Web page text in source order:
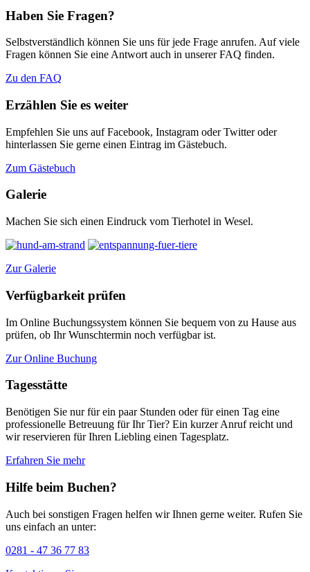
Haben Sie Fragen?
Selbstverständlich können Sie uns für jede Frage anrufen. Auf viele
Fragen können Sie eine Antwort auch in unserer FAQ finden.
Zu den FAQ
Erzählen Sie es weiter
Empfehlen Sie uns auf Facebook, Instagram oder Twitter oder
hinterlassen Sie gerne einen Eintrag im Gästebuch.
Zum Gästebuch
Galerie
Machen Sie sich einen Eindruck vom Tierhotel in Wesel.
Zur Galerie
Verfügbarkeit prüfen
Im Online Buchungssystem können Sie bequem von zu Hause aus
prüfen, ob Ihr Wunschtermin noch verfügbar ist.
Zur Online Buchung
Tagesstätte
Benötigen Sie nur für ein paar Stunden oder für einen Tag eine
professionelle Betreuung für Ihr Tier? Ein kurzer Anruf reicht und
wir reservieren für Ihren Liebling einen Tagesplatz.
Erfahren Sie mehr
Hilfe beim Buchen?
Auch bei sonstigen Fragen helfen wir Ihnen gerne weiter. Rufen Sie
uns einfach an unter:
0281 - 47 36 77 83